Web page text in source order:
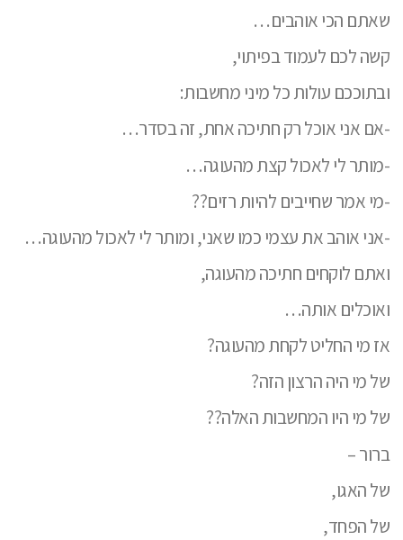
שאתם הכי אוהבים…
קשה לכם לעמוד בפיתוי,
ובתוככם עולות כל מיני מחשבות:
-אם אני אוכל רק חתיכה אחת, זה בסדר…
-מותר לי לאכול קצת מהעוגה…
-מי אמר שחייבים להיות רזים??
-אני אוהב את עצמי כמו שאני, ומותר לי לאכול מהעוגה…
ואתם לוקחים חתיכה מהעוגה,
ואוכלים אותה…
אז מי החליט לקחת מהעוגה?
של מי היה הרצון הזה?
של מי היו המחשבות האלה??
ברור –
של האגו,
של הפחד,